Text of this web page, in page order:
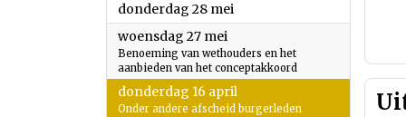
donderdag 28 mei
woensdag 27 mei
Benoeming van wethouders en het
aanbieden van het conceptakkoord
donderdag 16 april
Onder andere afscheid burgerleden